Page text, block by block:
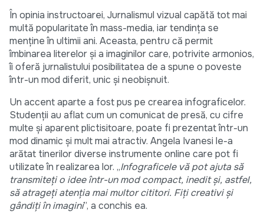
În opinia instructoarei, Jurnalismul vizual capătă tot mai
multă popularitate în mass-media, iar tendința se
menține în ultimii ani. Aceasta, pentru că permit
îmbinarea literelor și a imaginilor care, potrivite armonios,
îi oferă jurnalistului posibilitatea de a spune o poveste
într-un mod diferit, unic și neobișnuit.
Un accent aparte a fost pus pe crearea infograficelor.
Studenții au aflat cum un comunicat de presă, cu cifre
multe și aparent plictisitoare, poate fi prezentat într-un
mod dinamic și mult mai atractiv. Angela Ivanesi le-a
arătat tinerilor diverse instrumente online care pot fi
utilizate în realizarea lor. „Infograficele vă pot ajuta să
transmiteți o idee într-un mod compact, inedit și, astfel,
să atrageți atenția mai multor cititori. Fiți creativi și
gândiți în imagini”, a conchis ea.